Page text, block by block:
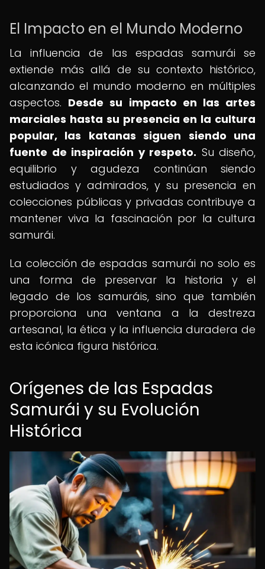
El Impacto en el Mundo Moderno
La influencia de las espadas samurái se
extiende más allá de su contexto histórico,
alcanzando el mundo moderno en múltiples
aspectos. Desde su impacto en las artes
marciales hasta su presencia en la cultura
popular, las katanas siguen siendo una
fuente de inspiración y respeto. Su diseño,
equilibrio y agudeza continúan siendo
estudiados y admirados, y su presencia en
colecciones públicas y privadas contribuye a
mantener viva la fascinación por la cultura
samurái.
La colección de espadas samurái no solo es
una forma de preservar la historia y el
legado de los samuráis, sino que también
proporciona una ventana a la destreza
artesanal, la ética y la influencia duradera de
esta icónica figura histórica.
Orígenes de las Espadas
Samurái y su Evolución
Histórica